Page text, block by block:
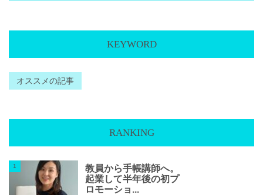
KEYWORD
オススメの記事
RANKING
教員から手帳講師へ。
起業して半年後の初プ
ロモーショ...